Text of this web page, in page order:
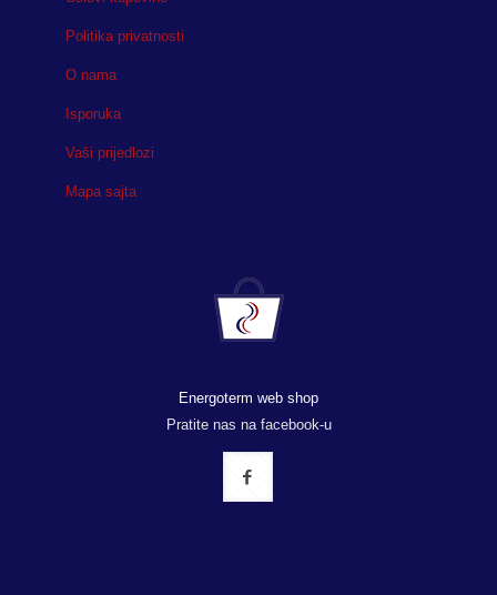
Politika privatnosti
O nama
Isporuka
Vaši prijedlozi
Mapa sajta
Energoterm web shop
Pratite nas na facebook-u